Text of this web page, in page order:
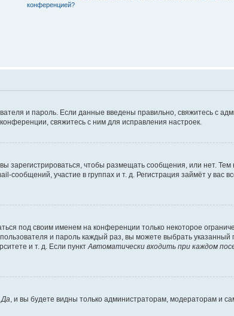
конференцией?
и пароль. Если данные введены правильно, свяжитесь с
свяжитесь с ним для исправления настроек.
зарегистрироваться, чтобы размещать сообщения, или нет.
участие в группах и т. д. Регистрация займёт у вас
под своим именем на конференции только некоторое
и пароль каждый раз, вы можете выбрать
и т. д. Если пунктАвтоматически входить при каждом
Да, и вы будете видны только администраторам, модераторам и